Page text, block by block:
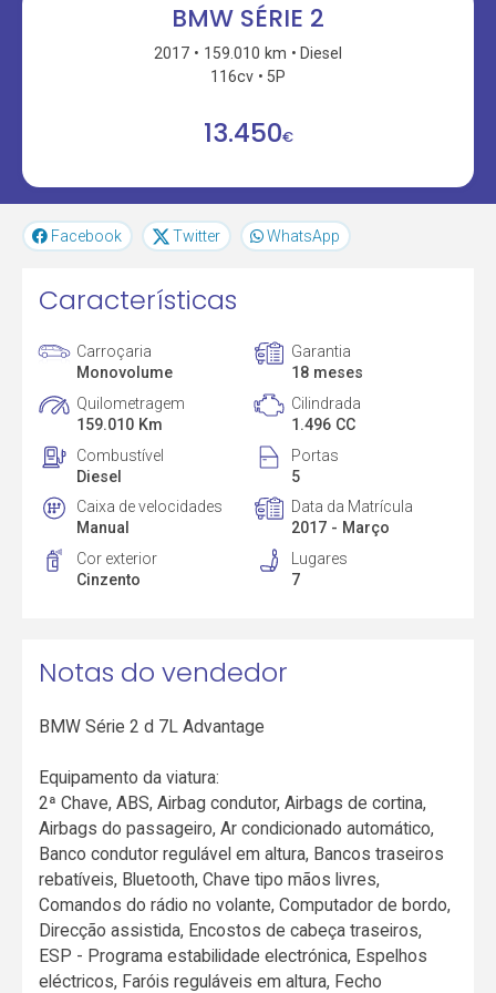
BMW SÉRIE 2
2017 159.010 km
Diesel
116cv
5P
13.450€
Facebook Twitter WhatsApp
Características
Carroçaria
Monovolume
Garantia
18 meses
Quilometragem
159.010 Km
Cilindrada
1.496 CC
Combustível
Diesel
Portas
5
Caixa de velocidades
Manual
Data da Matrícula
2017 - Março
Cor exterior
Cinzento
Lugares
7
Notas do vendedor
BMW Série 2 d 7L Advantage
Equipamento da viatura:
2ª Chave, ABS, Airbag condutor, Airbags de cortina,
Airbags do passageiro, Ar condicionado automático,
Banco condutor regulável em altura, Bancos traseiros
rebatíveis, Bluetooth, Chave tipo mãos livres,
Comandos do rádio no volante, Computador de bordo,
Direcção assistida, Encostos de cabeça traseiros,
ESP - Programa estabilidade electrónica, Espelhos
eléctricos, Faróis reguláveis em altura, Fecho